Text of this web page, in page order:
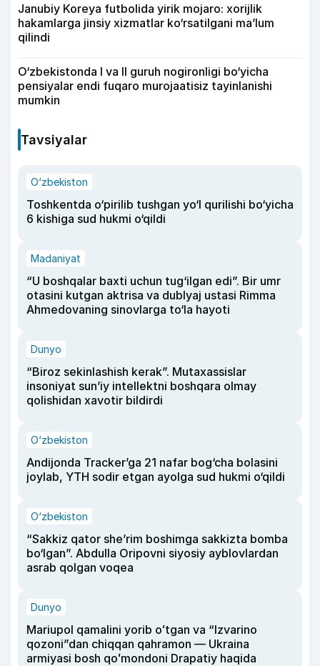
Janubiy Koreya futbolida yirik mojaro: xorijlik
hakamlarga jinsiy xizmatlar ko‘rsatilgani ma’lum
qilindi
O‘zbekistonda I va II guruh nogironligi bo‘yicha
pensiyalar endi fuqaro murojaatisiz tayinlanishi
mumkin
Tavsiyalar
O‘zbekiston
Toshkentda o‘pirilib tushgan yo‘l qurilishi bo‘yicha
6 kishiga sud hukmi o‘qildi
Madaniyat
“U boshqalar baxti uchun tug‘ilgan edi”. Bir umr
otasini kutgan aktrisa va dublyaj ustasi Rimma
Ahmedovaning sinovlarga to‘la hayoti
Dunyo
“Biroz sekinlashish kerak”. Mutaxassislar
insoniyat sun’iy intellektni boshqara olmay
qolishidan xavotir bildirdi
O‘zbekiston
Andijonda Tracker’ga 21 nafar bog‘cha bolasini
joylab, YTH sodir etgan ayolga sud hukmi o‘qildi
O‘zbekiston
“Sakkiz qator she’rim boshimga sakkizta bomba
bo‘lgan”. Abdulla Oripovni siyosiy ayblovlardan
asrab qolgan voqea
Dunyo
Mariupol qamalini yorib oʻtgan va “Izvarino
qozoni”dan chiqqan qahramon — Ukraina
armiyasi bosh qoʻmondoni Drapatiy haqida